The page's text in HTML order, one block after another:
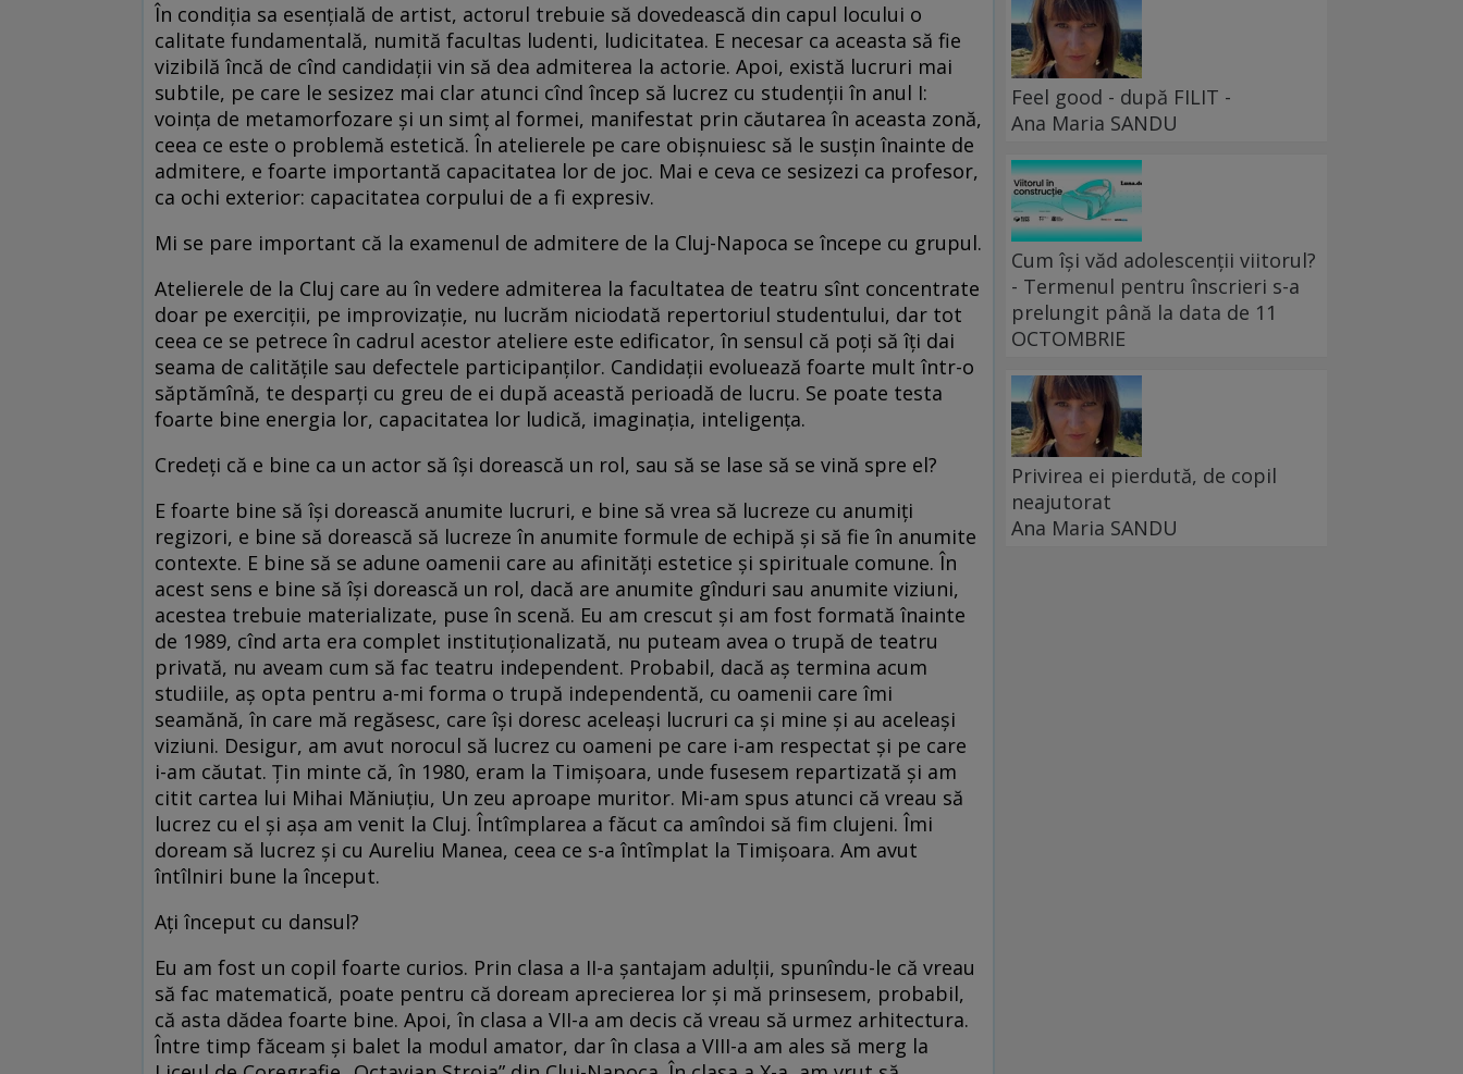
În condiția sa esențială de artist, actorul trebuie să dovedească din capul locului o
calitate fundamentală, numită facultas ludenti, ludicitatea. E necesar ca aceasta să fie
vizibilă încă de cînd candidații vin să dea admiterea la actorie. Apoi, există lucruri mai
subtile, pe care le sesizez mai clar atunci cînd încep să lucrez cu studenții în anul I:
voința de metamorfozare și un simț al formei, manifestat prin căutarea în aceasta zonă,
ceea ce este o problemă estetică. În atelierele pe care obișnuiesc să le susțin înainte de
admitere, e foarte importantă capacitatea lor de joc. Mai e ceva ce sesizezi ca profesor,
ca ochi exterior: capacitatea corpului de a fi expresiv.
Mi se pare important că la examenul de admitere de la Cluj-Napoca se începe cu grupul.
Atelierele de la Cluj care au în vedere admiterea la facultatea de teatru sînt concentrate
doar pe exerciții, pe improvizație, nu lucrăm niciodată repertoriul studentului, dar tot
ceea ce se petrece în cadrul acestor ateliere este edificator, în sensul că poți să îți dai
seama de calitățile sau defectele participanților. Candidații evoluează foarte mult într-o
săptămînă, te desparți cu greu de ei după această perioadă de lucru. Se poate testa
foarte bine energia lor, capacitatea lor ludică, imaginația, inteligența.
Credeți că e bine ca un actor să își dorească un rol, sau să se lase să se vină spre el?
E foarte bine să își dorească anumite lucruri, e bine să vrea să lucreze cu anumiți
regizori, e bine să dorească să lucreze în anumite formule de echipă și să fie în anumite
contexte. E bine să se adune oamenii care au afinități estetice și spirituale comune. În
acest sens e bine să își dorească un rol, dacă are anumite gînduri sau anumite viziuni,
acestea trebuie materializate, puse în scenă. Eu am crescut și am fost formată înainte
de 1989, cînd arta era complet instituționalizată, nu puteam avea o trupă de teatru
privată, nu aveam cum să fac teatru independent. Probabil, dacă aș termina acum
studiile, aș opta pentru a-mi forma o trupă independentă, cu oamenii care îmi
seamănă, în care mă regăsesc, care își doresc aceleași lucruri ca și mine și au aceleași
viziuni. Desigur, am avut norocul să lucrez cu oameni pe care i-am respectat și pe care
i-am căutat. Țin minte că, în 1980, eram la Timișoara, unde fusesem repartizată și am
citit cartea lui Mihai Măniuțiu, Un zeu aproape muritor. Mi-am spus atunci că vreau să
lucrez cu el și așa am venit la Cluj. Întîmplarea a făcut ca amîndoi să fim clujeni. Îmi
doream să lucrez și cu Aureliu Manea, ceea ce s-a întîmplat la Timișoara. Am avut
întîlniri bune la început.
Ați început cu dansul?
Eu am fost un copil foarte curios. Prin clasa a II-a șantajam adulții, spunîndu-le că vreau
să fac matematică, poate pentru că doream aprecierea lor și mă prinsesem, probabil,
că asta dădea foarte bine. Apoi, în clasa a VII-a am decis că vreau să urmez arhitectura.
Între timp făceam și balet la modul amator, dar în clasa a VIII-a am ales să merg la
Feel good - după FILIT -
Ana Maria SANDU
Cum își văd adolescenții viitorul?
- Termenul pentru înscrieri s-a
prelungit până la data de 11
OCTOMBRIE
Privirea ei pierdută, de copil
neajutorat
Ana Maria SANDU